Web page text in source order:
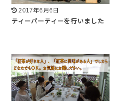
2017年6月6日
ティーパーティーを行いました